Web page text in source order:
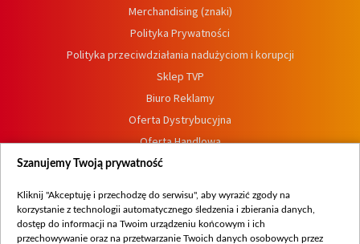
Merchandising (znaki)
Polityka Prywatności
Polityka przeciwdziałania nadużyciom i korupcji
Sklep TVP
Biuro Reklamy
Oferta Dystrybucyjna
Oferta Handlowa
Dostępność
Procedura zgłoszeń wewnętrznych
Szanujemy Twoją prywatność
Kliknij "Akceptuję i przechodzę do serwisu", aby wyrazić zgody na
korzystanie z technologii automatycznego śledzenia i zbierania danych,
dostęp do informacji na Twoim urządzeniu końcowym i ich
przechowywanie oraz na przetwarzanie Twoich danych osobowych przez